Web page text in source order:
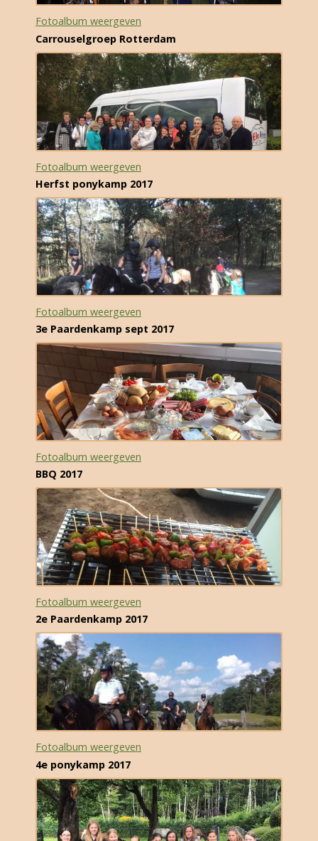
Fotoalbum weergeven
Carrouselgroep Rotterdam
Fotoalbum weergeven
Herfst ponykamp 2017
Fotoalbum weergeven
3e Paardenkamp sept 2017
Fotoalbum weergeven
BBQ 2017
Fotoalbum weergeven
2e Paardenkamp 2017
Fotoalbum weergeven
4e ponykamp 2017